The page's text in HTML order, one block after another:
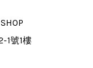
1號1樓